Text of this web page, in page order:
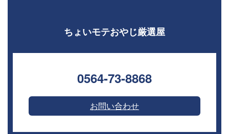
ちょいモテおやじ厳選屋
0564-73-8868⁣
お問い合わせ